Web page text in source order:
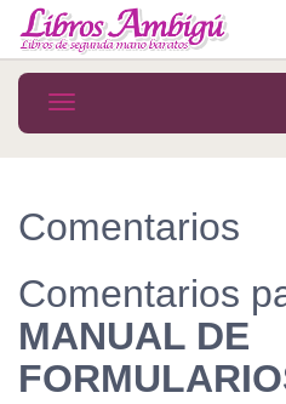
MENÚ PRINCIPAL
Novedades
MATERIAS
Arte
Astrología. Ocultismo
Autoayuda. Conocimiento personal
Toggle
navigation
Comentarios
Comentarios
MANUAL DE